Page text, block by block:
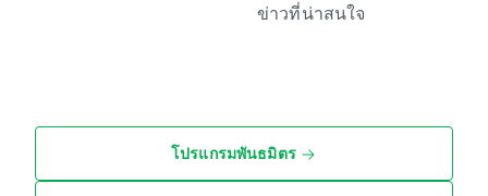
ข่าวที่น่าสนใจ
โปรแกรมพันธมิตร